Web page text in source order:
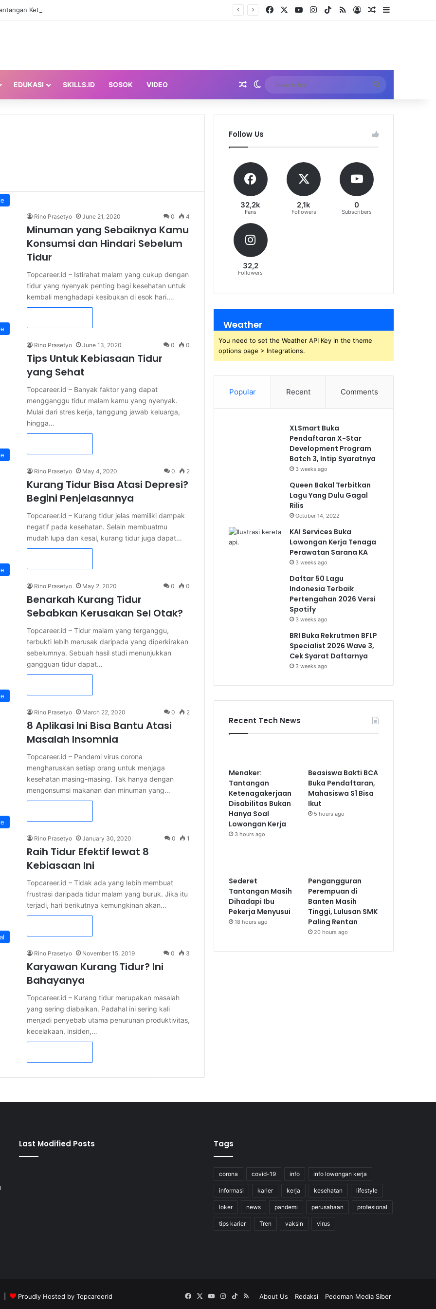
Ketenagakerjaan Disabilitas Bukan Hanya Soal Lowongan Kerja Facebook YouTubeInstagram
TikTok
RSS Log InRandom Article
EDUKASI SKILLS.ID SOSOK VIDEO Random Article
Switch skin
for
Rino Prasetyo June 21, 2020 0 4
Minuman yang Sebaiknya Kamu
Konsumsi dan Hindari Sebelum
Tidur
Topcareer.id – Istirahat malam yang cukup dengan
tidur yang nyenyak penting bagi kesehatan untuk
kembali menghadapi kesibukan di esok hari.…
Rino Prasetyo June 13, 2020 0 0
Tips Untuk Kebiasaan Tidur
yang Sehat
Topcareer.id – Banyak faktor yang dapat
mengganggu tidur malam kamu yang nyenyak.
Mulai dari stres kerja, tanggung jawab keluarga,
hingga…
Rino Prasetyo May 4, 2020 0 2
Kurang Tidur Bisa Atasi Depresi?
Begini Penjelasannya
Topcareer.id – Kurang tidur jelas memiliki dampak
negatif pada kesehatan. Selain membuatmu
mudah lupa dan kesal, kurang tidur juga dapat…
Rino Prasetyo May 2, 2020 0 0
Benarkah Kurang Tidur
Sebabkan Kerusakan Sel Otak?
Topcareer.id – Tidur malam yang terganggu,
terbukti lebih merusak daripada yang diperkirakan
sebelumnya. Sebuah hasil studi menunjukkan
gangguan tidur dapat…
Rino Prasetyo March 22, 2020 0 2
8 Aplikasi Ini Bisa Bantu Atasi
Masalah Insomnia
Topcareer.id – Pandemi virus corona
mengharuskan setiap orang untuk menjaga
kesehatan masing-masing. Tak hanya dengan
mengonsumsi makanan dan minuman yang…
Rino Prasetyo January 30, 2020 0 1
Raih Tidur Efektif lewat 8
Kebiasaan Ini
Topcareer.id – Tidak ada yang lebih membuat
frustrasi daripada tidur malam yang buruk. Jika itu
terjadi, hari berikutnya kemungkinan akan…
Rino Prasetyo November 15, 2019 0 3
Karyawan Kurang Tidur? Ini
Bahayanya
Topcareer.id – Kurang tidur merupakan masalah
yang sering diabaikan. Padahal ini sering kali
menjadi penyebab utama penurunan produktivitas,
kecelakaan, insiden,…
Follow Us
32,2k
Fans
2,1k
Followers
0
Subscribers
32,2
Followers
Weather
You need to set the Weather API Key in the theme
options page > Integrations.
Popular Recent Comments
XLSmart Buka
Pendaftaran X-Star
Development Program
Batch 3, Intip Syaratnya
3 weeks ago
Queen Bakal Terbitkan
Lagu Yang Dulu Gagal
Rilis
October 14, 2022
KAI Services Buka
Lowongan Kerja Tenaga
Perawatan Sarana KA
3 weeks ago
Daftar 50 Lagu
Indonesia Terbaik
Pertengahan 2026 Versi
Spotify
3 weeks ago
BRI Buka Rekrutmen BFLP
Specialist 2026 Wave 3,
Cek Syarat Daftarnya
3 weeks ago
Recent Tech News
Menaker:
Tantangan
Ketenagakerjaan
Disabilitas Bukan
Hanya Soal
Lowongan Kerja
3 hours ago
Beasiswa Bakti BCA
Buka Pendaftaran,
Mahasiswa S1 Bisa
Ikut
5 hours ago
Sederet
Tantangan Masih
Dihadapi Ibu
Pekerja Menyusui
18 hours ago
Pengangguran
Perempuan di
Banten Masih
Tinggi, Lulusan SMK
Paling Rentan
20 hours ago
Last Modified Posts Tags
corona covid-19 info info lowongan kerja
informasi karier kerja kesehatan lifestyle
loker news pandemi perusahaan profesional
tips karier Tren vaksin virus
| Proudly Hosted by Topcareerid About Us Redaksi Pedoman Media Siber
FacebookYouTubeInstagram
TikTokRSS